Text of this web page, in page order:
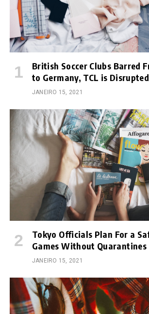
British Soccer Clubs Barred
to Germany, TCL is Disrupted
JANEIRO 15, 2021
Tokyo Officials Plan For a
Games Without Quarantines
JANEIRO 15, 2021